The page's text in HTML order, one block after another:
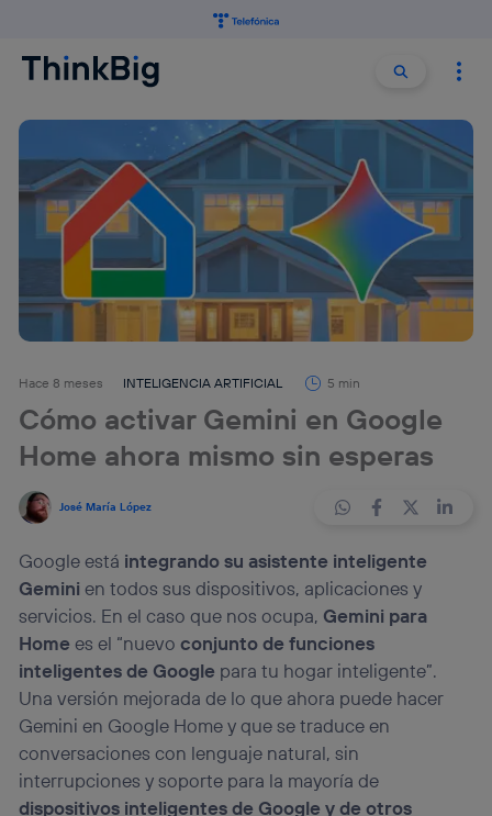
Buscar
Hace 8 meses INTELIGENCIA ARTIFICIAL 5 min
Cómo activar Gemini en Google
Home ahora mismo sin esperas
José María López
Google está integrando su asistente inteligente
Gemini en todos sus dispositivos, aplicaciones y
servicios. En el caso que nos ocupa, Gemini para
Home es el “nuevoconjunto de funciones
inteligentes de Google para tu hogar inteligente”.
Una versión mejorada de lo que ahora puede hacer
Gemini en Google Home y que se traduce en
conversaciones con lenguaje natural, sin
interrupciones y soporte para la mayoría de
dispositivos inteligentes de Google y de otros